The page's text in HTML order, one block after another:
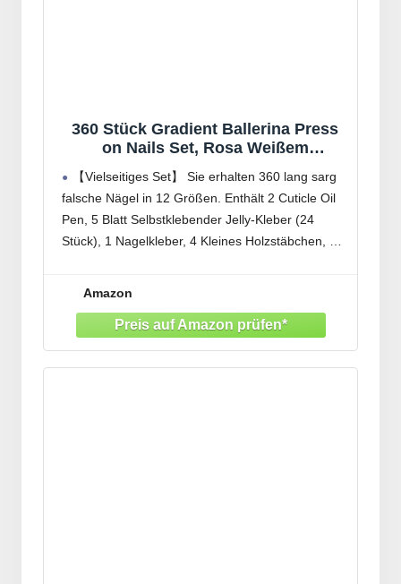
360 Stück Gradient Ballerina Press
on Nails Set, Rosa Weißem
Farbverlauf Künstliche Nägel Zum
Aufkleben mit 2 Pcs Nagelöl Stift,
Mittel Ombre Fake Nägel für Frauen
DIY
【Vielseitiges Set】 Sie erhalten 360 lang sarg
falsche Nägel in 12 Größen. Enthält 2 Cuticle Oil
Pen, 5 Blatt Selbstklebender Jelly-Kleber (24
Stück), 1 Nagelkleber, 4 Kleines Holzstäbchen, 1
Amazon